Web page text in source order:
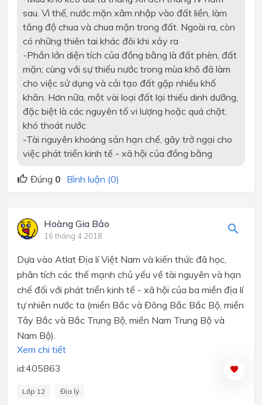
sau. Vì thế, nước mặn xâm nhập vào đất liền, làm
tăng độ chua và chua mặn trong đất. Ngoài ra, còn
có những thiên tai khác đôi khi xảy ra
-Phần lớn diện tích của đồng bằng là đất phèn, đất
mặn; cùng với sự thiếu nước trong mùa khô đã làm
cho việc sử dụng và cải tạo đất gặp nhiều khố
khăn. Hơn nữa, một vài loại đất lại thiếu dinh dưỡng,
đặc biệt là các nguyên tố vi lượng hoặc quá chặt,
khó thoát nước
-Tài nguyên khoáng sản hạn chế, gây trở ngại cho
việc phát triển kinh tế - xã hội của đồng bằng
Đúng 0 Bình luận (0)
Hoàng Gia Bảo
16 tháng 4 2018
Dựa vào Atlat Địa lí Việt Nam và kiến thức đã học,
phân tích các thế mạnh chủ yếu về tài nguyên và hạn
chế đối với phát triển kinh tế - xã hội của ba miền địa lí
tự nhiên nước ta (miền Bắc và Đông Bắc Bắc Bộ, miền
Tây Bắc và Bắc Trung Bộ, miền Nam Trung Bộ và
Nam Bộ).
Xem chi tiết
id:405863
Lớp 12 Địa lý